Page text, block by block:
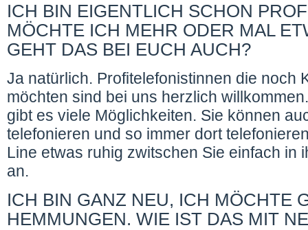
ICH BIN EIGENTLICH SCHON
MÖCHTE ICH MEHR ODER MAL
GEHT DAS BEI EUCH AUCH?
Ja natürlich. Profitelefonistinnen die noch
möchten sind bei uns herzlich
gibt es viele Möglichkeiten. Sie können
telefonieren und so immer dort
Line etwas ruhig zwitschen Sie einfach in
an.
ICH BIN GANZ NEU, ICH MÖCHTE
HEMMUNGEN. WIE IST DAS MIT